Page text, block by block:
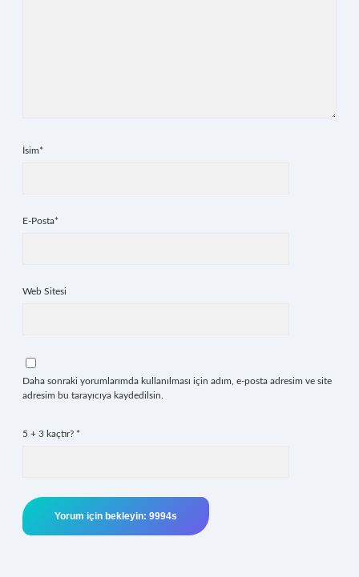
İsim*
E-Posta*
Web Sitesi
Daha sonraki yorumlarımda kullanılması için adım, e-posta adresim ve site
adresim bu tarayıcıya kaydedilsin.
5 + 3 kaçtır? *